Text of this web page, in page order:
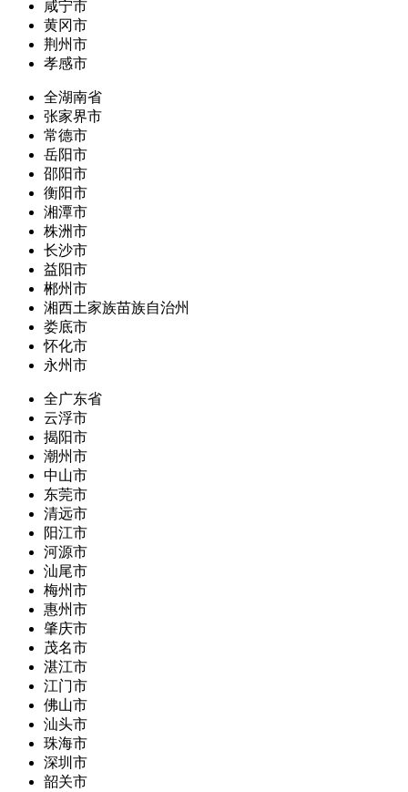
咸宁市
黄冈市
荆州市
孝感市
全湖南省
张家界市
常德市
岳阳市
邵阳市
衡阳市
湘潭市
株洲市
长沙市
益阳市
郴州市
湘西土家族苗族自治州
娄底市
怀化市
永州市
全广东省
云浮市
揭阳市
潮州市
中山市
东莞市
清远市
阳江市
河源市
汕尾市
梅州市
惠州市
肇庆市
茂名市
湛江市
江门市
佛山市
汕头市
珠海市
深圳市
韶关市